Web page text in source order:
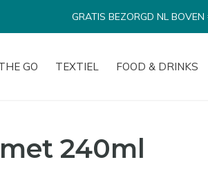
GO TEXTIEL FOOD & DRINKS
240ml